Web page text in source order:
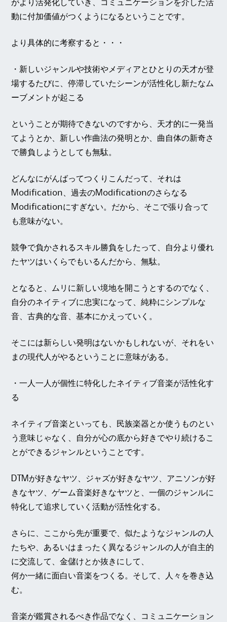
がより活発化していき、コミュニケーションを介した活
動に付加価値がつくようになるということです。
より具体的に考察すると・・・
・新しいジャンルや技術やメディアとひとりの天才が登
場するたびに、停滞していたシーンが活性化し新たなム
ーブメントが起こる
ということが期待できないのですから、天才的に一発当
てようとか、新しい作曲法の発明とか、曲自体の新奇さ
で勝負しようとしても無駄。
どんなにがんばってつくりこんだって、それは
Modification、過去のModificationのさらなる
Modificationにすぎない。だから、そこで張り合って
も意味がない。
競争で負かされるスキル勝負をしたって、自分より優れ
たヤツはいくらでもいるんだから、無駄。
となると、ムリに新しい境地を開こうとするのでなく、
自分のネイティブに忠実になって、純粋にシンプルな
音、古典的な音、基本にかえっていく。
そこには新らしい発明はないかもしれないが、それをい
まの現代人がやるということに意味がある。
・一人一人が個性に特化したネイティブ音楽が活性化す
る
ネイティブ音楽といっても、民族楽器とか使うものとい
う意味じゃなく、自分が心の底から好きでやり続けるこ
とができるジャンルということです。
DTMが好きなヤツ、ジャズが好きなヤツ、アニソンが好
きなヤツ、ゲーム音楽好きなヤツと、一個のジャンルに
特化して追求していく活動が活性化する。
さらに、ここから先が重要で、似たようなジャンルの人
たちや、あるいはまったく異なるジャンルの人が自主的
に交流して、金儲けとか抜きにして、
何か一緒に面白い音楽をつくる。そして、人々を巻き込
む。
音楽が鑑賞されるべき作品でなく、コミュニケーション